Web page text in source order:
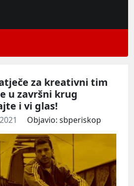
za kreativni tim
u završni krug
i vi glas!
Objavio: sbperiskop